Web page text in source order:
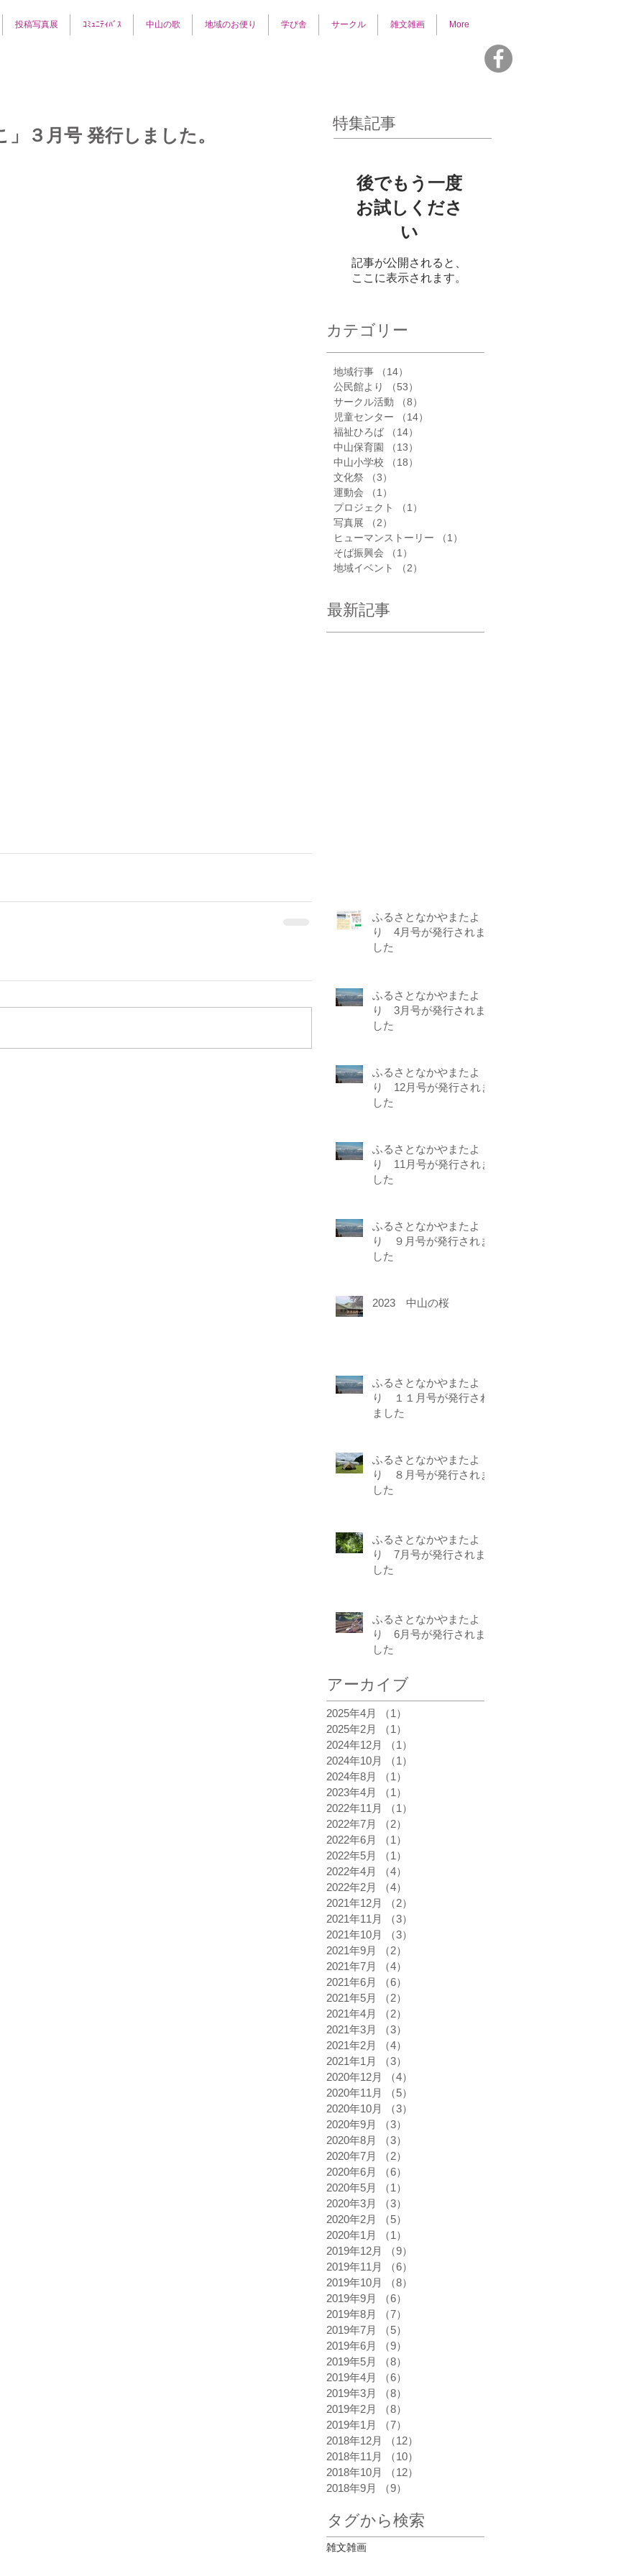
投稿写真展 ｺﾐｭﾆﾃｨﾊﾞｽ 中山の歌 地域のお便り 学び舎 サークル 雑文雑画 More
３月号 発行しました。
特集記事
後でもう一度
お試しくださ
い
記事が公開されると、
ここに表示されます。
カテゴリー
地域行事 （14）
公民館より
（53）
サークル活動
（8）
児童センター
（14）
福祉ひろば
（14）
中山保育園
（13）
中山小学校
（18）
文化祭
（3）
運動会
（1）
プロジェクト
（1）
写真展
（2）
ヒューマンストーリー
（1）
そば振興会
（1）
地域イベント
（2）
最新記事
ふるさとなかやまたよ
り 4月号が発行されま
した
ふるさとなかやまたよ
り 3月号が発行されま
した
ふるさとなかやまたよ
り 12月号が発行されま
した
ふるさとなかやまたよ
り 11月号が発行されま
した
ふるさとなかやまたよ
り ９月号が発行されま
した
2023 中山の桜
ふるさとなかやまたよ
り １１月号が発行され
ました
ふるさとなかやまたよ
り ８月号が発行されま
した
ふるさとなかやまたよ
り 7月号が発行されま
した
ふるさとなかやまたよ
り 6月号が発行されま
した
アーカイブ
2025年4月 （1）
2025年2月
（1）
2024年12月
（1）
2024年10月
（1）
2024年8月
（1）
2023年4月
（1）
2022年11月
（1）
2022年7月
（2）
2022年6月
（1）
2022年5月
（1）
2022年4月
（4）
2022年2月
（4）
2021年12月
（2）
2021年11月
（3）
2021年10月
（3）
2021年9月
（2）
2021年7月
（4）
2021年6月
（6）
2021年5月
（2）
2021年4月
（2）
2021年3月
（3）
2021年2月
（4）
2021年1月
（3）
2020年12月
（4）
2020年11月
（5）
2020年10月
（3）
2020年9月
（3）
2020年8月
（3）
2020年7月
（2）
2020年6月
（6）
2020年5月
（1）
2020年3月
（3）
2020年2月
（5）
2020年1月
（1）
2019年12月
（9）
2019年11月
（6）
2019年10月
（8）
2019年9月
（6）
2019年8月
（7）
2019年7月
（5）
2019年6月
（9）
2019年5月
（8）
2019年4月
（6）
2019年3月
（8）
2019年2月
（8）
2019年1月
（7）
2018年12月
（12）
2018年11月
（10）
2018年10月
（12）
2018年9月
（9）
タグから検索
雑文雑画